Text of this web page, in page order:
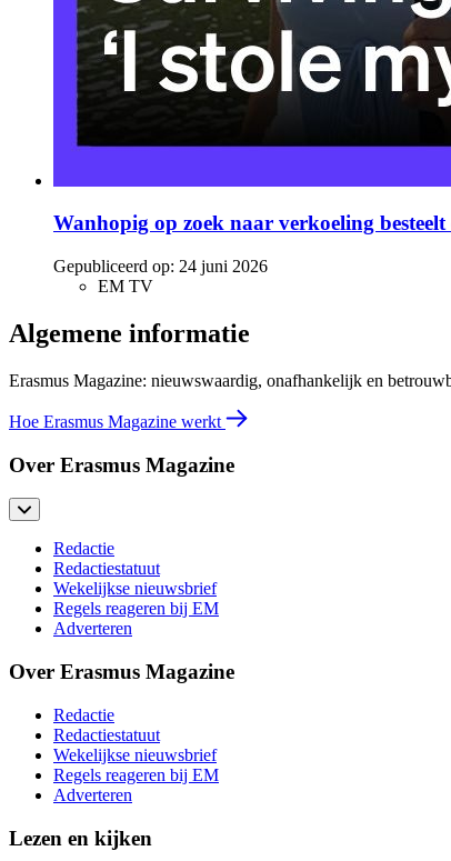
Wanhopig op zoek naar verkoeling
Gepubliceerd op: 24 juni 2026
EM TV
Algemene informatie
Erasmus Magazine: nieuwswaardig, onafhankelijk en
Hoe Erasmus Magazine werkt
Over Erasmus Magazine
Redactie
Redactiestatuut
Wekelijkse nieuwsbrief
Regels reageren bij EM
Adverteren
Over Erasmus Magazine
Redactie
Redactiestatuut
Wekelijkse nieuwsbrief
Regels reageren bij EM
Adverteren
Lezen en kijken